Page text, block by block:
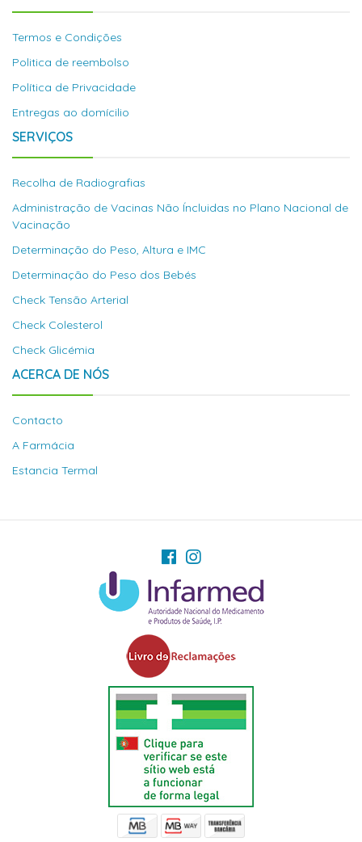
Termos e Condições
Politica de reembolso
Política de Privacidade
Entregas ao domícilio
SERVIÇOS
Recolha de Radiografias
Administração de Vacinas Não Íncluidas no Plano Nacional de
Vacinação
Determinação do Peso, Altura e IMC
Determinação do Peso dos Bebés
Check Tensão Arterial
Check Colesterol
Check Glicémia
ACERCA DE NÓS
Contacto
A Farmácia
Estancia Termal